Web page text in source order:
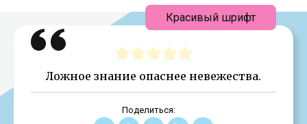
Ложное знание опаснее невежества.
Поделиться:
Красивый шрифт